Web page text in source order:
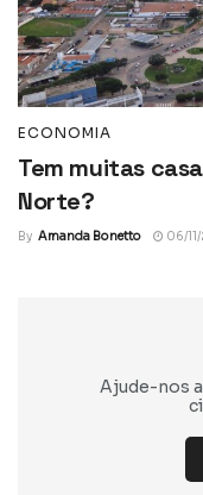
ECONOMIA
Tem muitas
Norte?
By Amanda Bonetto 06/
Ajude-nos